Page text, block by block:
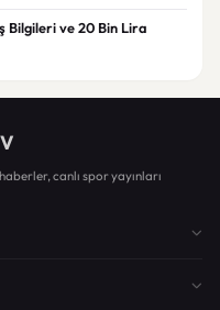
Bilgileri ve 20 Bin Lira
canlı spor yayınları